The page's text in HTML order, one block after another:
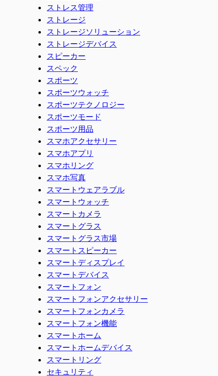
ストレス管理
ストレージ
ストレージソリューション
ストレージデバイス
スピーカー
スペック
スポーツ
スポーツウォッチ
スポーツテクノロジー
スポーツモード
スポーツ用品
スマホアクセサリー
スマホアプリ
スマホリング
スマホ写真
スマートウェアラブル
スマートウォッチ
スマートカメラ
スマートグラス
スマートグラス市場
スマートスピーカー
スマートディスプレイ
スマートデバイス
スマートフォン
スマートフォンアクセサリー
スマートフォンカメラ
スマートフォン機能
スマートホーム
スマートホームデバイス
スマートリング
セキュリティ